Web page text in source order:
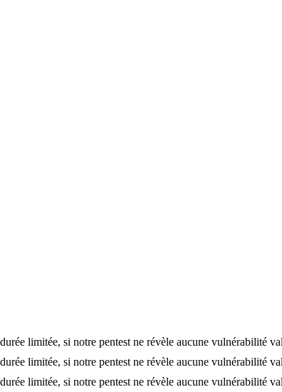
si notre pentest ne révèle aucune vulnérabilité validée
si notre pentest ne révèle aucune vulnérabilité validée
si notre pentest ne révèle aucune vulnérabilité validée